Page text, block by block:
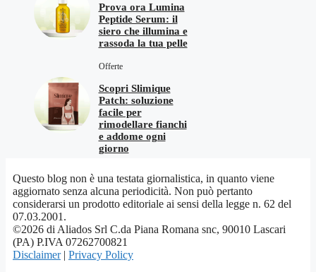
Prova ora Lumina
Peptide Serum: il
siero che illumina e
rassoda la tua pelle
Offerte
Scopri Slimique
Patch: soluzione
facile per
rimodellare fianchi
e addome ogni
giorno
Questo blog non è una testata giornalistica, in quanto viene
aggiornato senza alcuna periodicità. Non può pertanto
considerarsi un prodotto editoriale ai sensi della legge n. 62 del
07.03.2001.
©2026 di Aliados Srl C.da Piana Romana snc, 90010 Lascari
(PA) P.IVA 07262700821
Disclaimer| Privacy Policy